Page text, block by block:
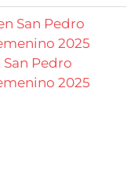
Pedro
2025